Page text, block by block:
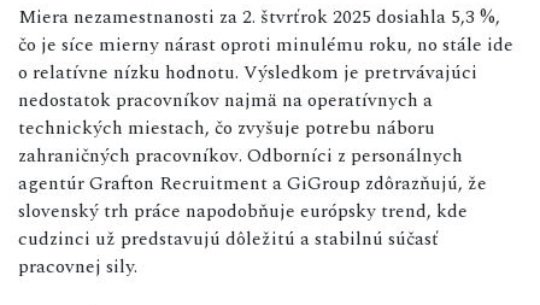
Miera nezamestnanosti za 2. štvrťrok 2025 dosiahla 5,3 %,
čo je síce mierny nárast oproti minulému roku, no stále ide
o relatívne nízku hodnotu. Výsledkom je pretrvávajúci
nedostatok pracovníkov najmä na operatívnych a
technických miestach, čo zvyšuje potrebu náboru
zahraničných pracovníkov. Odborníci z personálnych
agentúr Grafton Recruitment a GiGroup zdôrazňujú, že
slovenský trh práce napodobňuje európsky trend, kde
cudzinci už predstavujú dôležitú a stabilnú súčasť
pracovnej sily.